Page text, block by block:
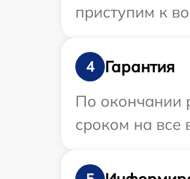
приступим к
4
Гарантия
По окончании
сроком на все